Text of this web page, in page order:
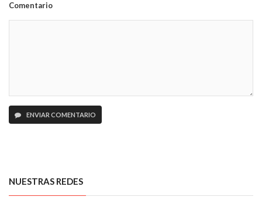
Comentario
ENVIAR COMENTARIO
NUESTRAS REDES